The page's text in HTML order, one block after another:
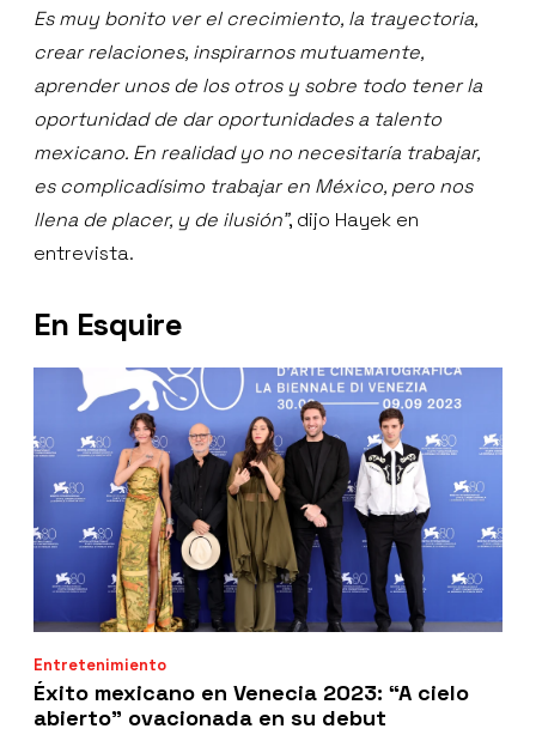
Es muy bonito ver el crecimiento, la trayectoria,
crear relaciones, inspirarnos mutuamente,
aprender unos de los otros y sobre todo tener la
oportunidad de dar oportunidades a talento
mexicano. En realidad yo no necesitaría trabajar,
es complicadísimo trabajar en México, pero nos
llena de placer, y de ilusión”, dijo Hayek en
entrevista.
En Esquire
Entretenimiento
Éxito mexicano en Venecia 2023: “A cielo
abierto” ovacionada en su debut